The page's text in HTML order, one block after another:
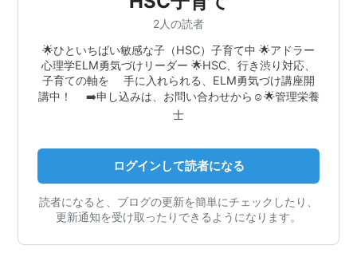
2人の読者
🌟ひといちばい敏感な子（HSC）子育て中 🌟アドラー
心理学ELM勇気づけリーダー 🌟HSC、行き渋り対応、
子育ての軸を 手に入れられる、ELM勇気づけ講座開
講中！ ➡️申し込みは、お問い合わせから☺️🌟管理栄養
士
ログインして読者になる
読者になると、ブログの更新を簡単にチェックしたり、
更新通知を受け取ったりできるようになります。